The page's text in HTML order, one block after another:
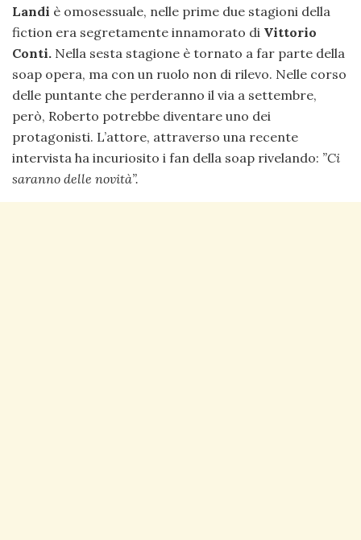
Landi è omosessuale, nelle prime due stagioni della
fiction era segretamente innamorato di Vittorio
Conti. Nella sesta stagione è tornato a far parte della
soap opera, ma con un ruolo non di rilevo. Nelle corso
delle puntante che perderanno il via a settembre,
però, Roberto potrebbe diventare uno dei
protagonisti. L’attore, attraverso una recente
intervista ha incuriosito i fan della soap rivelando: ”Ci
saranno delle novità”.